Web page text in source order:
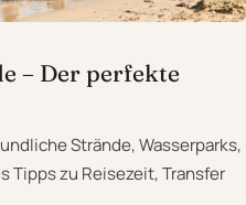
– Der perfekte
Strände, Wasserparks,
Tipps zu Reisezeit, Transfer